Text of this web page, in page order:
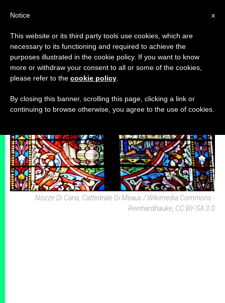
ARCHIVI
Nozze Di Cana, Cattedrale Di Meaux / Wikimedia Commons -
Reinhardhauke, CC BY-SA 3.0
x
Notice
This website or its third party tools use cookies, which are
necessary to its functioning and required to achieve the
purposes illustrated in the cookie policy. If you want to know
more or withdraw your consent to all or some of the cookies,
please refer to the cookie policy
By closing this banner, scrolling this page, clicking a link or
continuing to browse otherwise, you agree to the use of cookies.